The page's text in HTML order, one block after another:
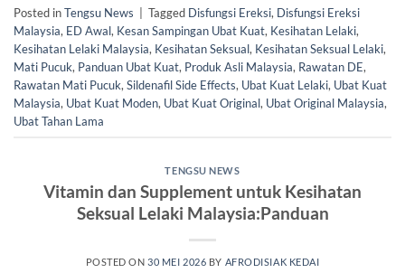
Posted inTengsu News Tagged Disfungsi Ereksi, Disfungsi Ereksi
Malaysia, ED Awal, Kesan Sampingan Ubat Kuat, Kesihatan Lelaki,
Kesihatan Lelaki Malaysia, Kesihatan Seksual, Kesihatan Seksual Lelaki,
Mati Pucuk, Panduan Ubat Kuat, Produk Asli Malaysia, Rawatan DE,
Rawatan Mati Pucuk, Sildenafil Side Effects, Ubat Kuat Lelaki, Ubat Kuat
Malaysia, Ubat Kuat Moden, Ubat Kuat Original, Ubat Original Malaysia,
Ubat Tahan Lama
TENGSU NEWS
Vitamin dan Supplement untuk Kesihatan
Seksual Lelaki Malaysia:Panduan
POSTED ON30 MEI 2026 BY AFRODISIAK KEDAI